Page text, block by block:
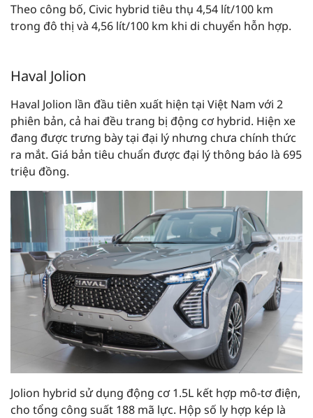
Theo công bố, Civic hybrid tiêu thụ 4,54 lít/100 km
trong đô thị và 4,56 lít/100 km khi di chuyển hỗn hợp.
Haval Jolion
Haval Jolion lần đầu tiên xuất hiện tại Việt Nam với 2
phiên bản, cả hai đều trang bị động cơ hybrid. Hiện xe
đang được trưng bày tại đại lý nhưng chưa chính thức
ra mắt. Giá bản tiêu chuẩn được đại lý thông báo là 695
triệu đồng.
Jolion hybrid sử dụng động cơ 1.5L kết hợp mô-tơ điện,
cho tổng công suất 188 mã lực. Hộp số ly hợp kép là